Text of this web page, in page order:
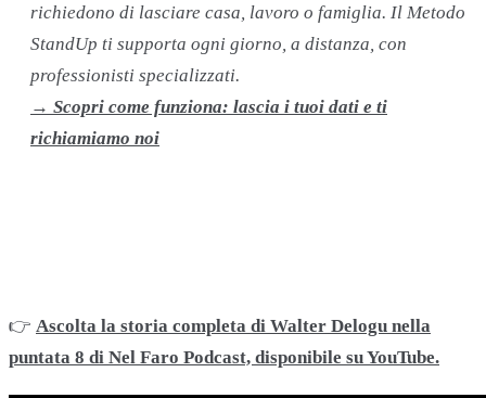
richiedono di lasciare casa, lavoro o famiglia. Il Metodo
StandUp ti supporta ogni giorno, a distanza, con
professionisti specializzati.
→ Scopri come funziona: lascia i tuoi dati e ti
richiamiamo noi
👉 Ascolta la storia completa di Walter Delogu nella
puntata 8 di Nel Faro Podcast, disponibile su YouTube.